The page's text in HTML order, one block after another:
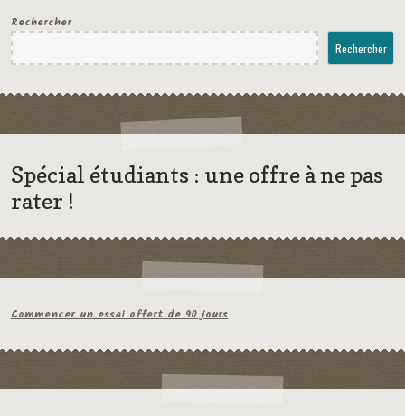
Rechercher
Rechercher
Spécial étudiants : une offre à ne pas
rater !
Commencer un essai offert de 90 jours